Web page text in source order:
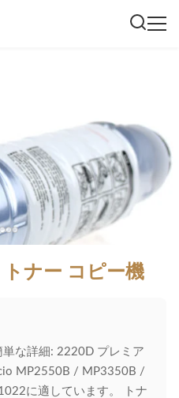
ナー コピー機
な詳細: 2220D プレミア
MP2550B / MP3350B /
に適しています。 トナ